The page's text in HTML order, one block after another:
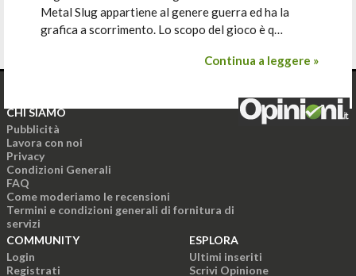
Metal Slug appartiene al genere guerra ed ha la
grafica a scorrimento. Lo scopo del gioco è q…
Continua a leggere »
CHI SIAMO
Pubblicità
Lavora con noi
Privacy
Condizioni Generali
FAQ
Come moderiamo le recensioni
Termini e condizioni generali di fornitura di
servizi
COMMUNITY
Login
Registrati
ESPLORA
Ultimi inseriti
Scrivi Opinione